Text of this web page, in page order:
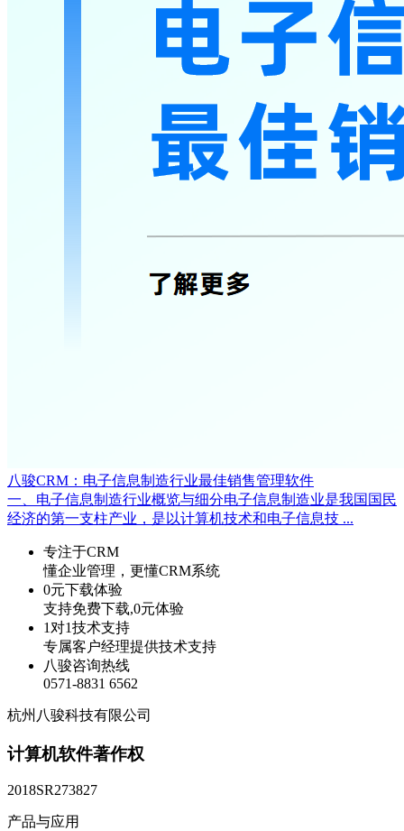
八骏CRM：电子信息制造行业最佳销售管理软件
一、电子信息制造行业概览与细分电子信息制造业是我国国民
经济的第一支柱产业，是以计算机技术和电子信息技 ...
专注于CRM
懂企业管理，更懂CRM系统
0元下载体验
支持免费下载,0元体验
1对1技术支持
专属客户经理提供技术支持
八骏咨询热线
0571-8831 6562
杭州八骏科技有限公司
计算机软件著作权
2018SR273827
产品与应用